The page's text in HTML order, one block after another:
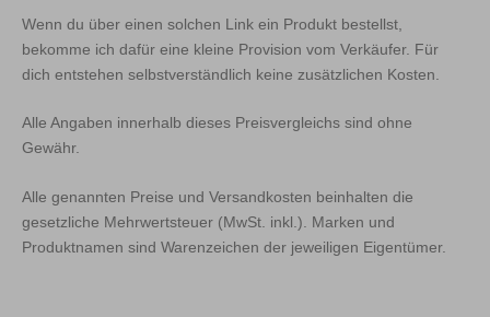
Wenn du über einen solchen Link ein Produkt bestellst,
bekomme ich dafür eine kleine Provision vom Verkäufer. Für
dich entstehen selbstverständlich keine zusätzlichen Kosten.
Alle Angaben innerhalb dieses Preisvergleichs sind ohne
Gewähr.
Alle genannten Preise und Versandkosten beinhalten die
gesetzliche Mehrwertsteuer (MwSt. inkl.). Marken und
Produktnamen sind Warenzeichen der jeweiligen Eigentümer.